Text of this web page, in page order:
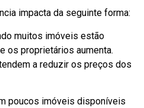
impacta da seguinte forma:
muitos imóveis estão
os proprietários aumenta.
a reduzir os preços dos
poucos imóveis disponíveis